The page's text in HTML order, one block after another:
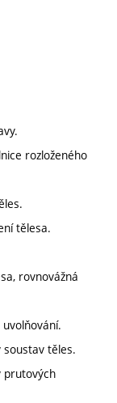
rozloženého
tělesa.
rovnovážná
těles.
prutových